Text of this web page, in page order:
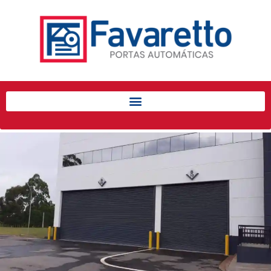
Início
Produtos
Porta de Enrolar Automática
Automatizadores
Acessórios Para Portas de
Enrolar
Pintura eletrostática
Portfólio
Contato